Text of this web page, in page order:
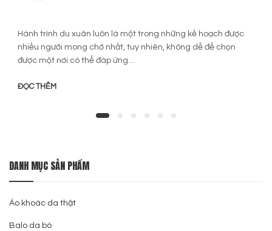
Hành trình du xuân luôn là một trong những kế hoạch được
nhiều người mong chờ nhất, tuy nhiên, không dễ để chọn
được một nơi có thể đáp ứng…
ĐỌC THÊM
DANH MỤC SẢN PHẨM
Áo khoác da thật
Balo da bò